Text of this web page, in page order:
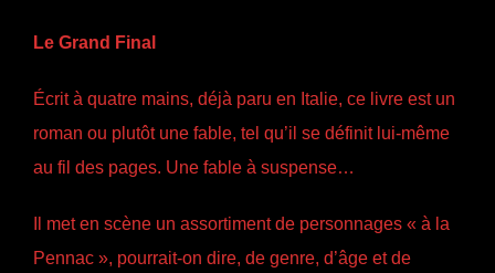
Le Grand Final
Écrit à quatre mains, déjà paru en Italie, ce livre est un
roman ou plutôt une fable, tel qu’il se définit lui-même
au fil des pages. Une fable à suspense…
Il met en scène un assortiment de personnages « à la
Pennac », pourrait-on dire, de genre, d’âge et de